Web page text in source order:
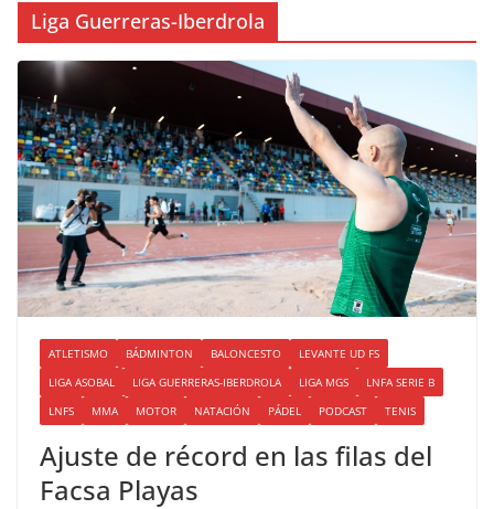
Liga Guerreras-Iberdrola
ATLETISMO BÁDMINTON BALONCESTO
LEVANTE UD FS
LIGA ASOBAL
LIGA GUERRERAS-IBERDROLA LIGA MGS
LNFA SERIE B
LNFS
MMA MOTOR NATACIÓN PÁDEL PODCAST TENIS
Ajuste de récord en las filas del
Facsa Playas